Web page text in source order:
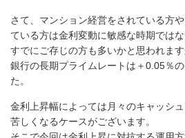
さて、マンション経営をされている方
ている方は金利変動に敏感な時期では
すでにご存じの方も多いかと思われま
銀行の長期プライムレートは＋0.05％
た。
金利上昇幅によっては月々のキャッシ
苦しくなるケースがございます。